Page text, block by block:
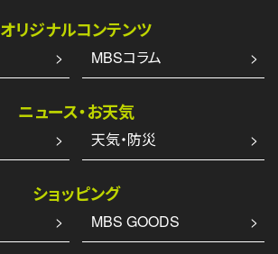
オリジナルコンテンツ
MBSコラム
ニュース・お天気
天気・防災
ショッピング
MBS GOODS